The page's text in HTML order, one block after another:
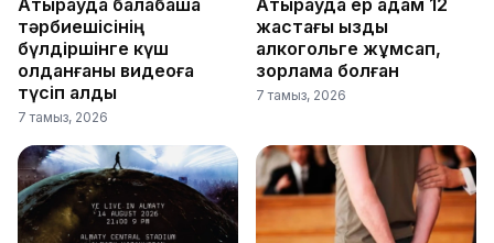
Атырауда балабақша
тәрбиешісінің
бүлдіршінге күш
қолданғаны видеоға
түсіп қалды
7 тамыз, 2026
Атырауда ер адам 12
жастағы қызды
алкогольге жұмсап,
зорламақ болған
7 тамыз, 2026